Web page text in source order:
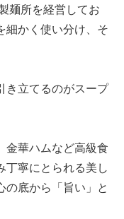
麺所を経営してお
細かく使い分け、そ
き立てるのがスープ
金華ハムなど高級食
丁寧にとられる美し
の底から「旨い」と